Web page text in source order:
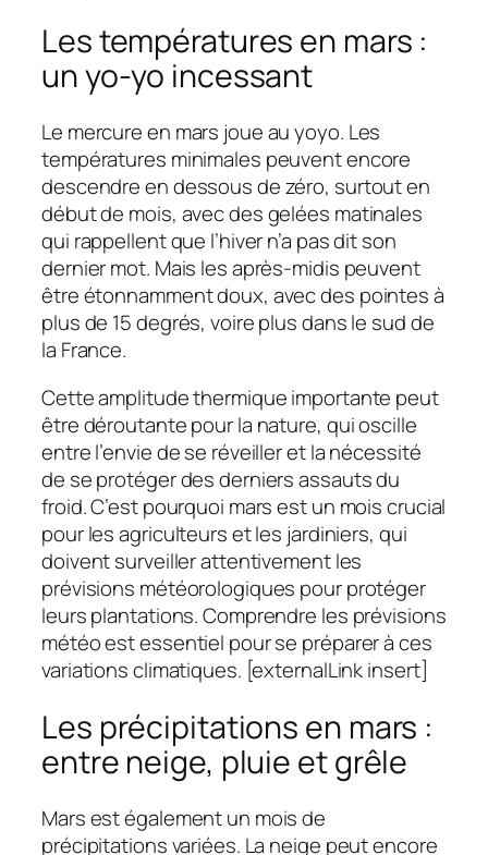
Les températures en mars :
un yo-yo incessant
Le mercure en mars joue au yoyo. Les
températures minimales peuvent encore
descendre en dessous de zéro, surtout en
début de mois, avec des gelées matinales
qui rappellent que l’hiver n’a pas dit son
dernier mot. Mais les après-midis peuvent
être étonnamment doux, avec des pointes à
plus de 15 degrés, voire plus dans le sud de
la France.
Cette amplitude thermique importante peut
être déroutante pour la nature, qui oscille
entre l’envie de se réveiller et la nécessité
de se protéger des derniers assauts du
froid. C’est pourquoi mars est un mois crucial
pour les agriculteurs et les jardiniers, qui
doivent surveiller attentivement les
prévisions météorologiques pour protéger
leurs plantations. Comprendre les prévisions
météo est essentiel pour se préparer à ces
variations climatiques. [externalLink insert]
Les précipitations en mars :
entre neige, pluie et grêle
Mars est également un mois de
précipitations variées. La neige peut encore